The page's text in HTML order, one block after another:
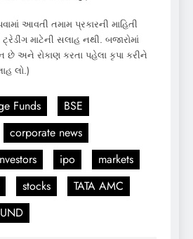
આવતી તમામ પ્રકારની માહિતી
માટેની સલાહ નથી. બજારોમાં
છે અને રોકાણ કરતા પહેલા કૃપા કરીને
લો.)
Funds
BSE
corporate news
ipo
markets
stocks
TATA AMC